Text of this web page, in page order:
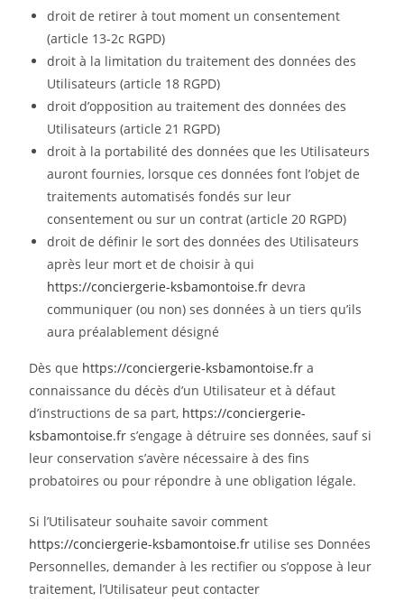
droit de retirer à tout moment un consentement
(article 13-2c RGPD)
droit à la limitation du traitement des données des
Utilisateurs (article 18 RGPD)
droit d’opposition au traitement des données des
Utilisateurs (article 21 RGPD)
droit à la portabilité des données que les Utilisateurs
auront fournies, lorsque ces données font l’objet de
traitements automatisés fondés sur leur
consentement ou sur un contrat (article 20 RGPD)
droit de définir le sort des données des Utilisateurs
après leur mort et de choisir à qui
https://conciergerie-ksbamontoise.fr devra
communiquer (ou non) ses données à un tiers qu’ils
aura préalablement désigné
Dès que https://conciergerie-ksbamontoise.fr a
connaissance du décès d’un Utilisateur et à défaut
d’instructions de sa part, https://conciergerie-
ksbamontoise.fr s’engage à détruire ses données, sauf si
leur conservation s’avère nécessaire à des fins
probatoires ou pour répondre à une obligation légale.
Si l’Utilisateur souhaite savoir comment
https://conciergerie-ksbamontoise.fr utilise ses Données
Personnelles, demander à les rectifier ou s’oppose à leur
traitement, l’Utilisateur peut contacter